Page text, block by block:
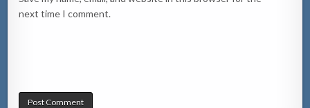
next time I comment.